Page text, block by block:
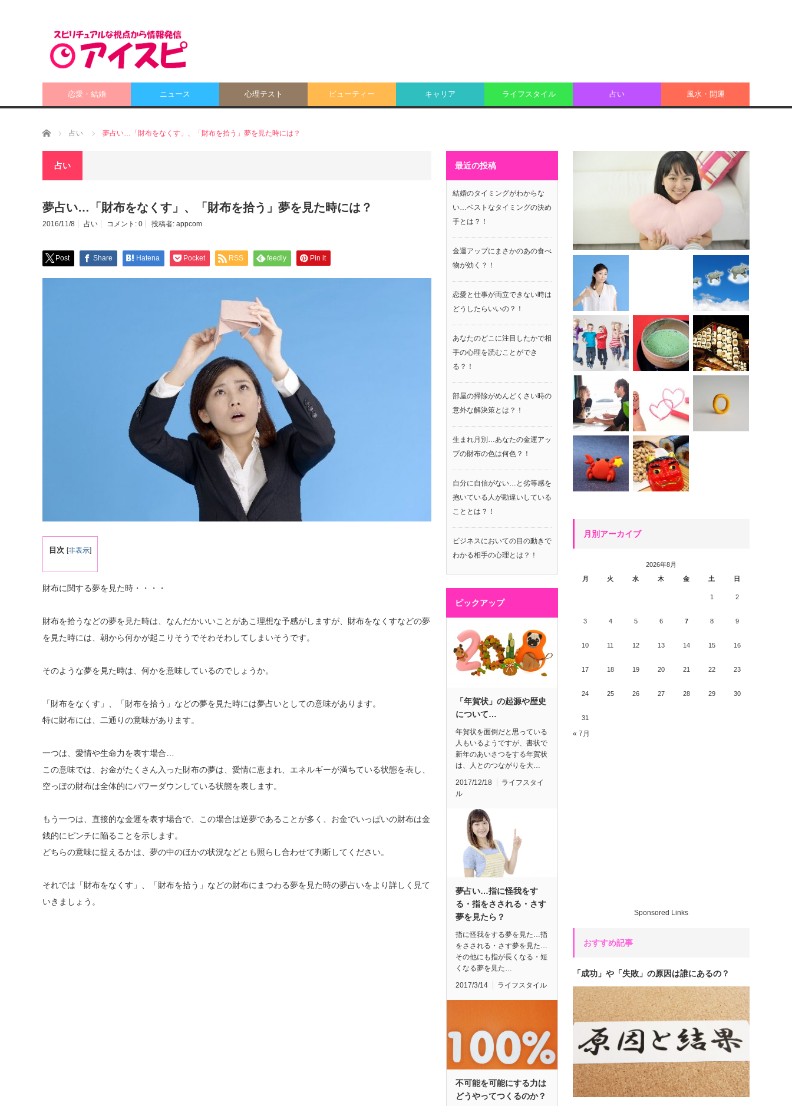
恋愛・結婚 ニュース 心理テスト ビューティー キャリア ライフスタイル 占い 風水・開運
ホーム 占い 夢占い…「財布をなくす」、「財布を拾う」夢を見た時には？
占い
夢占い…「財布をなくす」、「財布を拾う」夢を見た時には？
2016/11/8 占い コメント: 0 投稿者: appcom
Post Share Hatena Pocket RSS feedly Pin it
目次 [非表示]
財布に関する夢を見た時・・・・
財布を拾うなどの夢を見た時は、なんだかいいことがあこ理想な予感がしますが、財布をなくすなどの夢
を見た時には、朝から何かが起こりそうでそわそわしてしまいそうです。
そのような夢を見た時は、何かを意味しているのでしょうか。
「財布をなくす」、「財布を拾う」などの夢を見た時には夢占いとしての意味があります。
特に財布には、二通りの意味があります。
一つは、愛情や生命力を表す場合…
この意味では、お金がたくさん入った財布の夢は、愛情に恵まれ、エネルギーが満ちている状態を表し、
空っぽの財布は全体的にパワーダウンしている状態を表します。
もう一つは、直接的な金運を表す場合で、この場合は逆夢であることが多く、お金でいっぱいの財布は金
銭的にピンチに陥ることを示します。
どちらの意味に捉えるかは、夢の中のほかの状況などとも照らし合わせて判断してください。
それでは「財布をなくす」、「財布を拾う」などの財布にまつわる夢を見た時の夢占いをより詳しく見て
いきましょう。
最近の投稿
結婚のタイミングがわからな
い…ベストなタイミングの決め
手とは？！
金運アップにまさかのあの食べ
物が効く？！
恋愛と仕事が両立できない時は
どうしたらいいの？！
あなたのどこに注目したかで相
手の心理を読むことができ
る？！
部屋の掃除がめんどくさい時の
意外な解決策とは？！
生まれ月別…あなたの金運アッ
プの財布の色は何色？！
自分に自信がない…と劣等感を
抱いている人が勘違いしている
こととは？！
ビジネスにおいての目の動きで
わかる相手の心理とは？！
ピックアップ
「年賀状」の起源や歴史
について…
年賀状を面倒だと思っている
人もいるようですが、書状で
新年のあいさつをする年賀状
は、人とのつながりを大…
2017/12/18
ライフスタイ
ル
夢占い…指に怪我をす
る・指をさされる・さす
夢を見たら？
指に怪我をする夢を見た…指
をさされる・さす夢を見た…
その他にも指が長くなる・短
くなる夢を見た…
2017/3/14 ライフスタイル
不可能を可能にする力は
どうやってつくるのか？
月別アーカイブ
2026年8月
月
火 水 木 金 土 日
1 2
3 4 5 6 7 8 9
10 11 12 13 14 15 16
17 18 19 20 21 22 23
24 25 26 27 28 29 30
31
« 7月
Sponsored Links
おすすめ記事
「成功」や「失敗」の原因は誰にあるの？